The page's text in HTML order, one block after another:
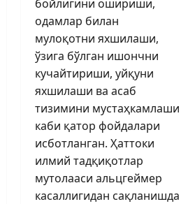
бойлигини ошириши,
одамлар билан
мулоқотни яхшилаши,
ўзига бўлган ишончни
кучайтириши, уйқуни
яхшилаши ва асаб
тизимини мустаҳкамлаши
каби қатор фойдалари
исботланган. Ҳаттоки
илмий тадқиқотлар
мутолааси альцгеймер
касаллигидан сақланишда